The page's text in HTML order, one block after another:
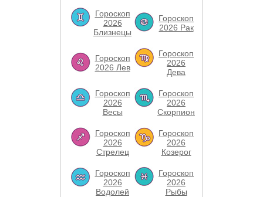
Гороскоп
2026
Близнецы
Гороскоп
2026 Рак
Гороскоп
2026 Лев
Гороскоп
2026
Дева
Гороскоп
2026
Весы
Гороскоп
2026
Скорпион
Гороскоп
2026
Стрелец
Гороскоп
2026
Козерог
Гороскоп
2026
Водолей
Гороскоп
2026
Рыбы